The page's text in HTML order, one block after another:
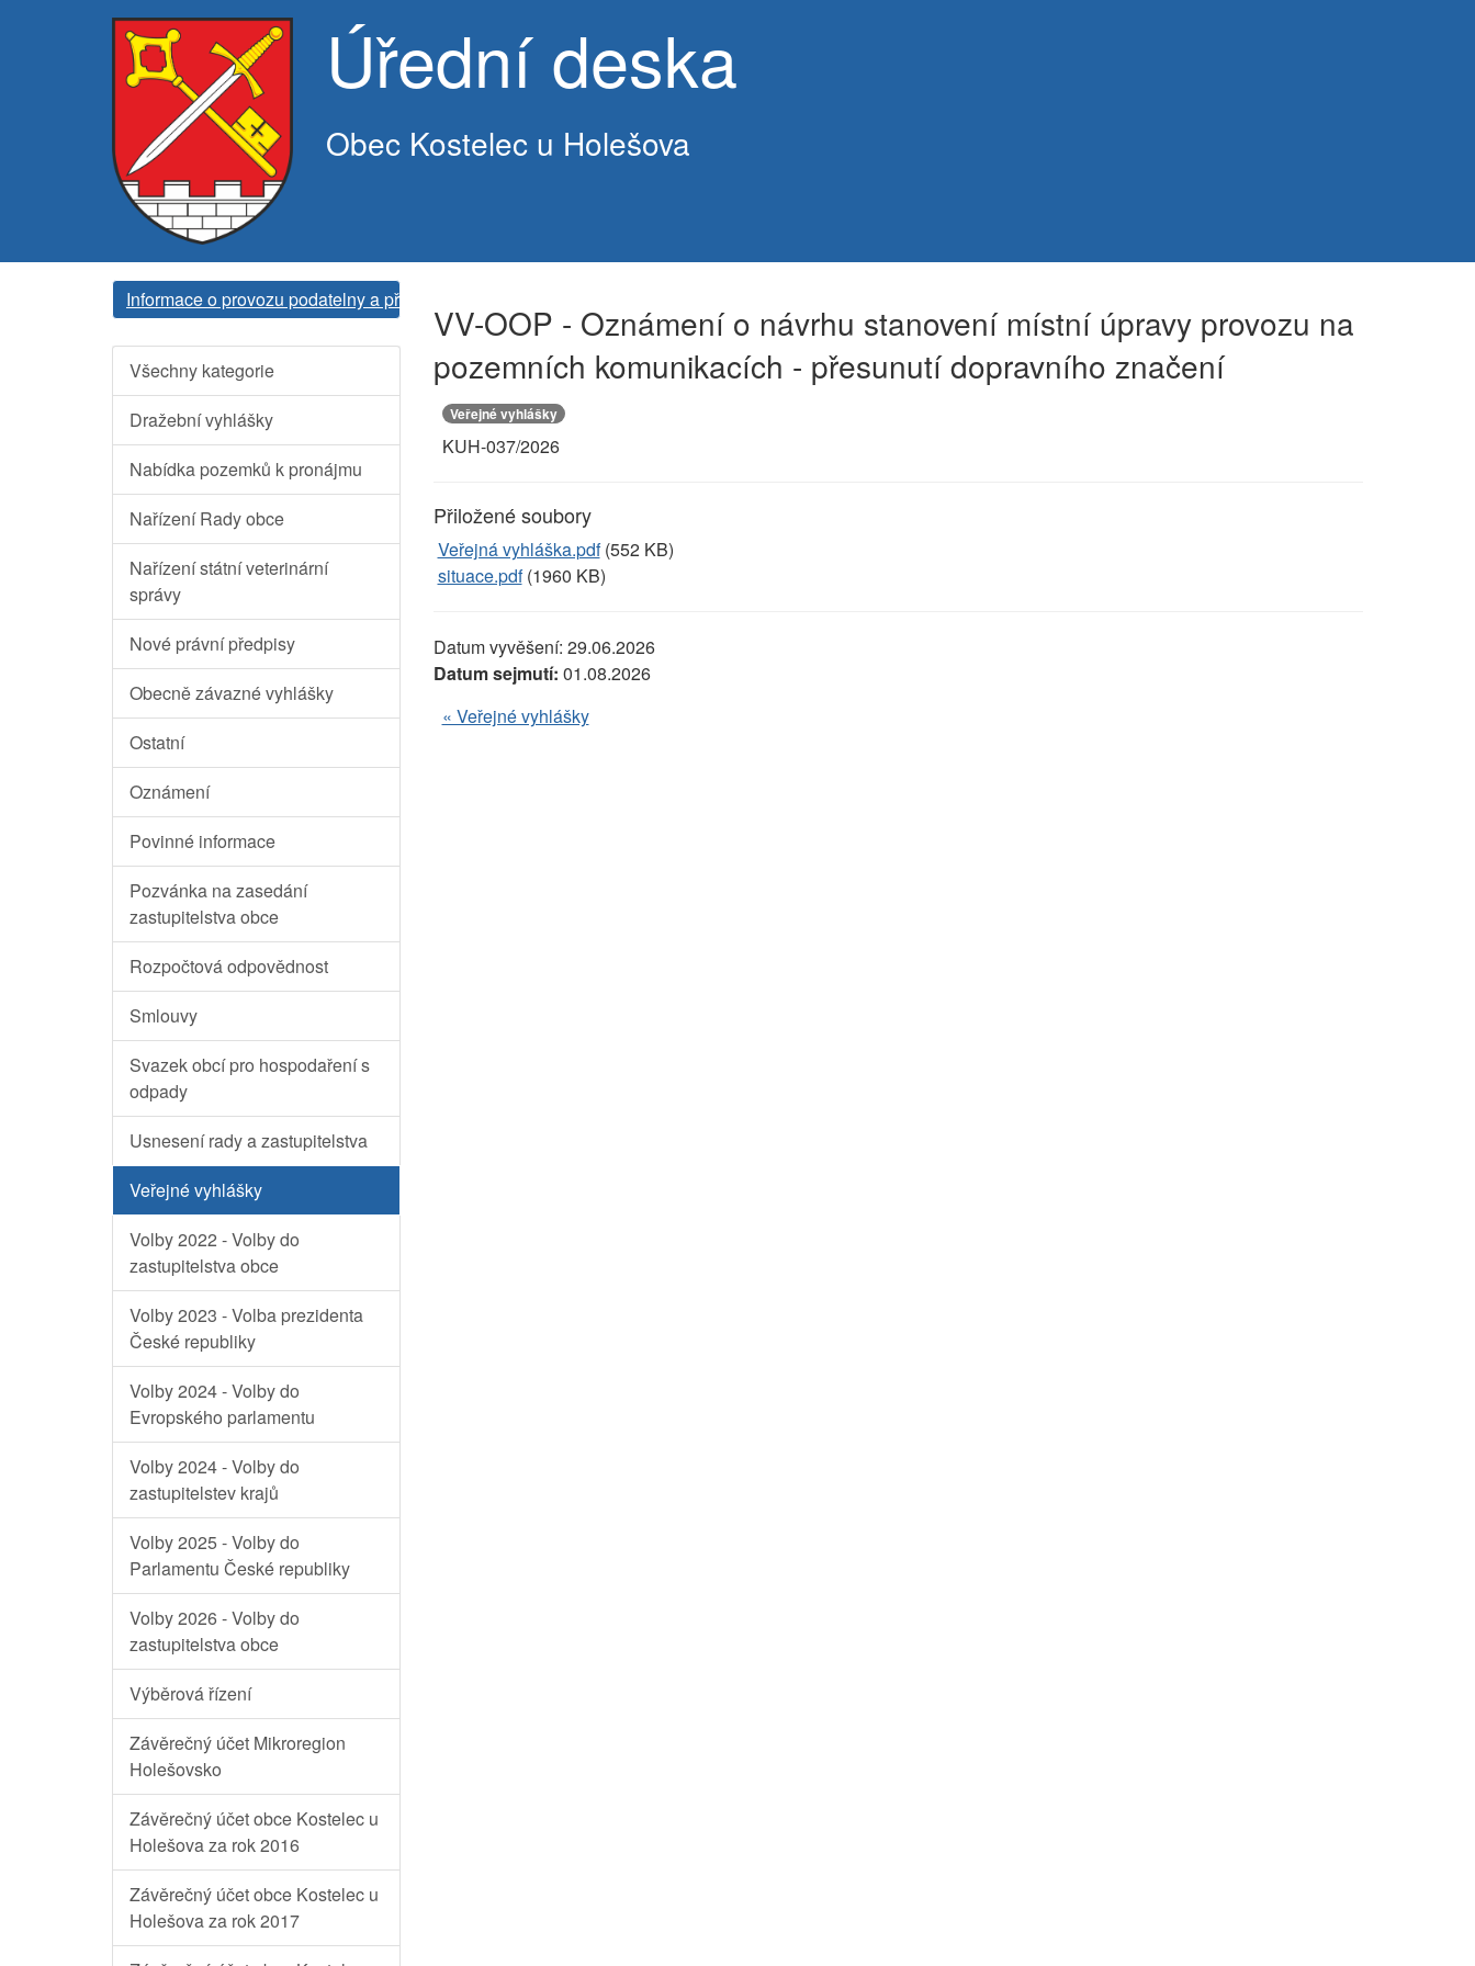
Úřední deska
Obec Kostelec u Holešova
Informace o provozu podatelny a přijímání dokumentů
Všechny kategorie
Dražební vyhlášky
Nabídka pozemků k pronájmu
Nařízení Rady obce
Nařízení státní veterinární
správy
Nové právní předpisy
Obecně závazné vyhlášky
Ostatní
Oznámení
Povinné informace
Pozvánka na zasedání
zastupitelstva obce
Rozpočtová odpovědnost
Smlouvy
Svazek obcí pro hospodaření s
odpady
Usnesení rady a zastupitelstva
Veřejné vyhlášky
Volby 2022 - Volby do
zastupitelstva obce
Volby 2023 - Volba prezidenta
České republiky
Volby 2024 - Volby do
Evropského parlamentu
Volby 2024 - Volby do
zastupitelstev krajů
Volby 2025 - Volby do
Parlamentu České republiky
Volby 2026 - Volby do
zastupitelstva obce
Výběrová řízení
Závěrečný účet Mikroregion
Holešovsko
Závěrečný účet obce Kostelec u
Holešova za rok 2016
Závěrečný účet obce Kostelec u
Holešova za rok 2017
VV-OOP - Oznámení o návrhu stanovení místní úpravy provozu na
pozemních komunikacích - přesunutí dopravního značení
Veřejné vyhlášky
KUH-037/2026
Přiložené soubory
Veřejná vyhláška.pdf(552 KB)
situace.pdf(1960 KB)
Datum vyvěšení: 29.06.2026
Datum sejmutí: 01.08.2026
« Veřejné vyhlášky